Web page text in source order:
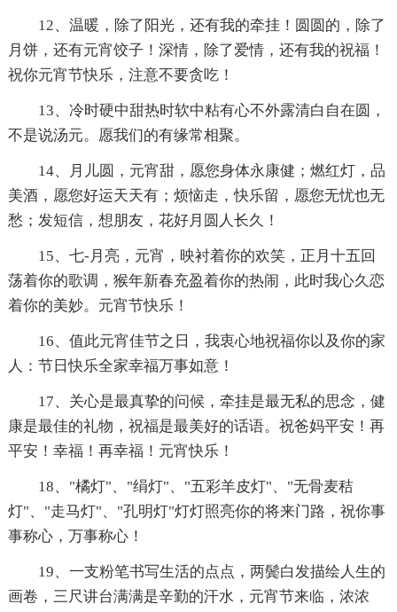
12、温暖，除了阳光，还有我的牵挂！圆圆的，除了
月饼，还有元宵饺子！深情，除了爱情，还有我的祝福！
祝你元宵节快乐，注意不要贪吃！
13、冷时硬中甜热时软中粘有心不外露清白自在圆，
不是说汤元。愿我们的有缘常相聚。
14、月儿圆，元宵甜，愿您身体永康健；燃红灯，品
美酒，愿您好运天天有；烦恼走，快乐留，愿您无忧也无
愁；发短信，想朋友，花好月圆人长久！
15、七-月亮，元宵，映衬着你的欢笑，正月十五回
荡着你的歌调，猴年新春充盈着你的热闹，此时我心久恋
着你的美妙。元宵节快乐！
16、值此元宵佳节之日，我衷心地祝福你以及你的家
人：节日快乐全家幸福万事如意！
17、关心是最真挚的问候，牵挂是最无私的思念，健
康是最佳的礼物，祝福是最美好的话语。祝爸妈平安！再
平安！幸福！再幸福！元宵快乐！
18、"橘灯"、"绢灯"、"五彩羊皮灯"、"无骨麦秸
灯"、"走马灯"、"孔明灯"灯灯照亮你的将来门路，祝你事
事称心，万事称心！
19、一支粉笔书写生活的点点，两鬓白发描绘人生的
画卷，三尺讲台满满是辛勤的汗水，元宵节来临，浓浓